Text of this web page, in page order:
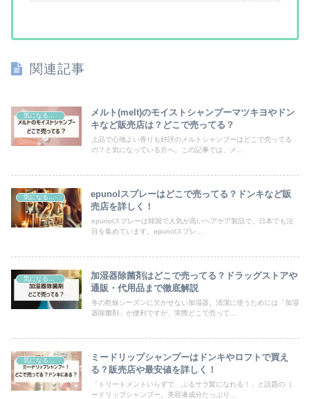
関連記事
気になるモノ
メルト(melt)のモイストシャンプーマツキヨやドン
キなど販売店は？どこで売ってる？
上品で心地よい香りも好評のメルトシャンプーはどこで売ってる
の？と気になっている方へ。この記事では、メ...
epunolスプレーはどこで売ってる？ドンキなど販
売店を詳しく！
epunolスプレーは韓国で人気が高いヘアケア製品で、日本でも注
目を集めています。epunolスプレ...
加湿器除菌剤はどこで売ってる？ドラッグストアや
通販・代用品まで徹底解説
冬の乾燥シーズンに欠かせない加湿器。清潔に使うためには「加湿
器除菌剤」が便利ですが、実際どこで売って...
ミードリップシャンプーはドンキやロフトで買え
る？販売店や最安値を詳しく！
「トリートメントいらずで、ぷるサラ髪になれる！」と話題の ミ
ードリップシャンプー。美容液成分たっぷり...